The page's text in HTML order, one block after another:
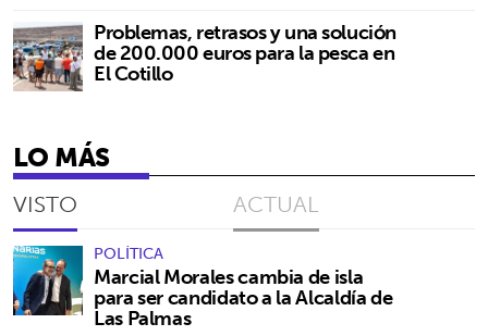
Problemas, retrasos y una solución
de 200.000 euros para la pesca en
El Cotillo
LO MÁS
VISTO ACTUAL
POLÍTICA
Marcial Morales cambia de isla
para ser candidato a la Alcaldía de
Las Palmas